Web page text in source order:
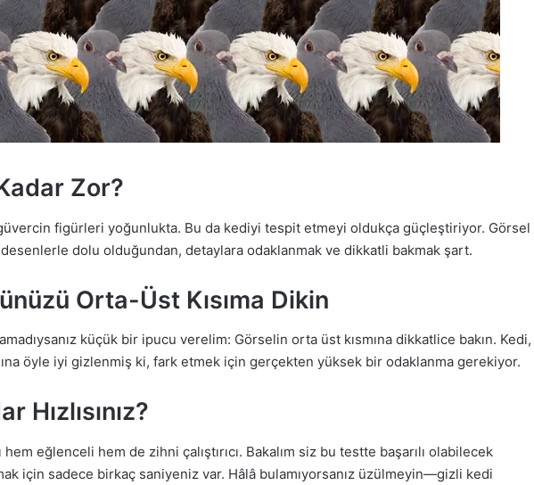
Zor?
figürleri yoğunlukta. Bu da kediyi tespit etmeyi oldukça güçleştiriyor. Görsel
dolu olduğundan, detaylara odaklanmak ve dikkatli bakmak şart.
Orta-Üst Kısıma Dikin
küçük bir ipucu verelim: Görselin orta üst kısmına dikkatlice bakın. Kedi,
öyle iyi gizlenmiş ki, fark etmek için gerçekten yüksek bir odaklanma gerekiyor.
Hızlısınız?
eğlenceli hem de zihni çalıştırıcı. Bakalım siz bu testte başarılı olabilecek
için sadece birkaç saniyeniz var. Hâlâ bulamıyorsanız üzülmeyin—gizli kedi